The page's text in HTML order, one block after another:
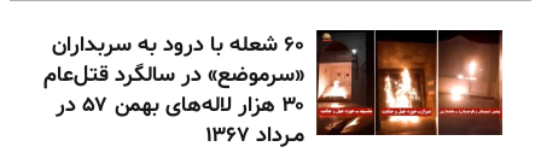
۶۰ شعله با درود به سربداران
«سرموضع» در سالگرد قتل‌عام
۳۰ هزار لاله‌های بهمن ۵۷ در
مـرداد ۱۳۶۷